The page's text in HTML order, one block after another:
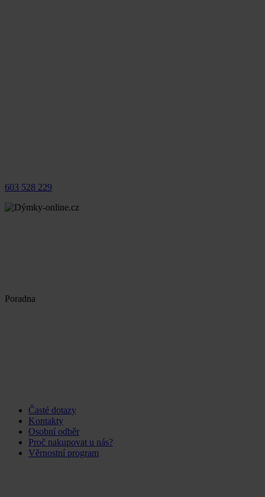
603 528 229
Poradna
Časté dotazy
Kontakty
Osobní odběr
Proč nakupovat u nás?
Věrnostní program